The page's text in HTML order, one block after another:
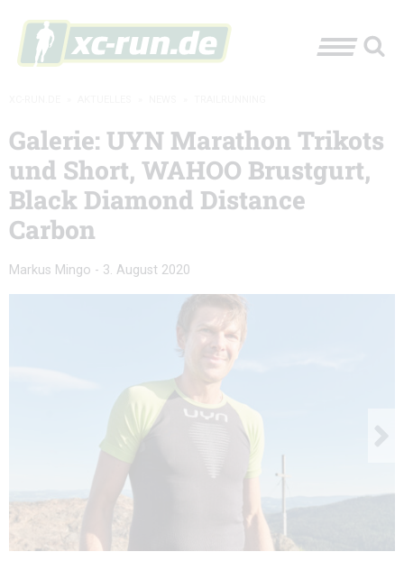
Galerie: UYN Marathon Trikots
und Short, WAHOO Brustgurt,
Black Diamond Distance
Carbon
Markus Mingo - 3. August 2020